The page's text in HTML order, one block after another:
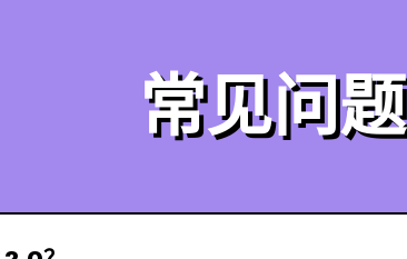
常见问题